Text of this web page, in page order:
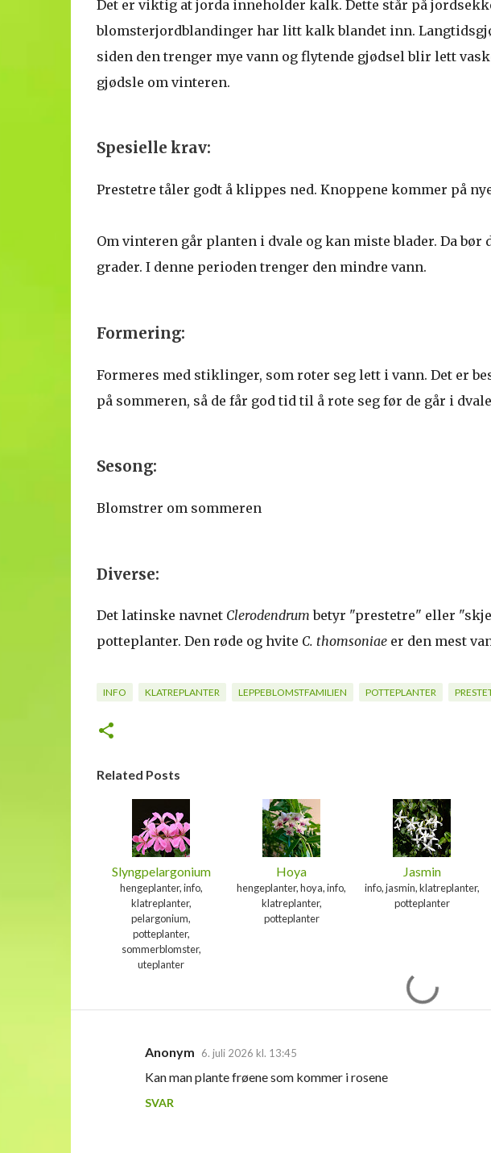
Det er viktig at jorda inneholder kalk. Dette står på
blomsterjordblandinger har litt kalk blandet inn.
siden den trenger mye vann og flytende gjødsel blir lett
gjødsle om vinteren.
Spesielle krav:
Prestetre tåler godt å klippes ned. Knoppene kommer på
Om vinteren går planten i dvale og kan miste blader. Da
grader. I denne perioden trenger den mindre vann.
Formering:
Formeres med stiklinger, som roter seg lett i vann. Det er
på sommeren, så de får god tid til å rote seg før de går i
Sesong:
Blomstrer om sommeren
Diverse:
Det latinske navnet Clerodendrum betyr "prestetre" eller
potteplanter. Den røde og hvite C. thomsoniaeer den mest
INFO KLATREPLANTER LEPPEBLOMSTFAMILIEN POTTEPLANTER
Related Posts
Slyngpelargonium
hengeplanter, info,
klatreplanter,
pelargonium,
potteplanter,
sommerblomster,
uteplanter
Hoya
hengeplanter, hoya, info,
klatreplanter,
potteplanter
Jasmin
info, jasmin, klatreplanter,
potteplanter
Anonym 6. juli 2026 kl. 13:45
Kan man plante frøene som kommer i rosene
SVAR